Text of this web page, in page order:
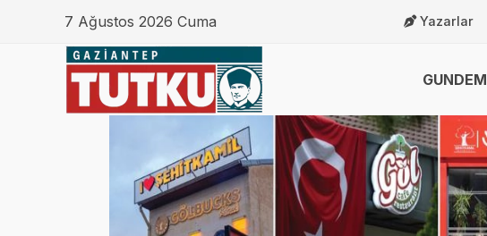
7 Ağustos 2026 Cuma Yazarlar
GUNDEM